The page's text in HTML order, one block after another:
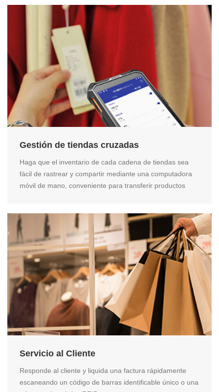
Gestión de tiendas cruzadas
Haga que el inventario de cada cadena de tiendas sea
fácil de rastrear y compartir mediante una computadora
móvil de mano, conveniente para transferir productos
Servicio al Cliente
Responde al cliente y liquida una factura rápidamente
escaneando un código de barras identificable único o una